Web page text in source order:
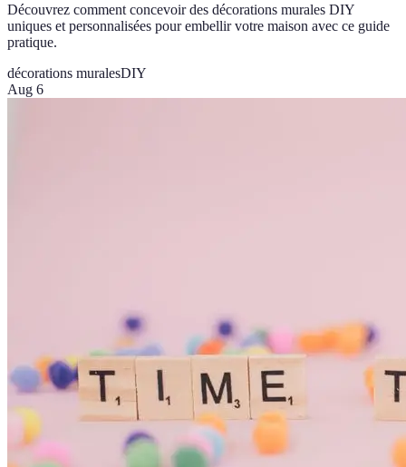
Découvrez comment concevoir des décorations murales DIY
uniques et personnalisées pour embellir votre maison avec ce guide
pratique.
décorations muralesDIY
Aug 6